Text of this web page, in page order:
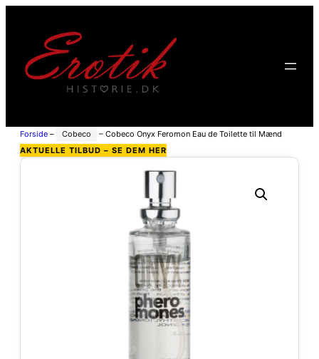
Forside – Cobeco – Cobeco Onyx Feromon Eau de Toilette til Mænd
15ml – Clear
AKTUELLE TILBUD – SE DEM HER